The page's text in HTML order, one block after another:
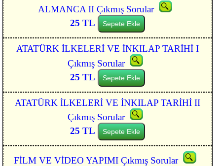
ALMANCA II Çıkmış Sorular
25 TL
Sepete Ekle
ATATÜRK İLKELERİ VE İNKILAP TARİHİ I
Çıkmış Sorular
25 TL
Sepete Ekle
ATATÜRK İLKELERİ VE İNKILAP TARİHİ II
Çıkmış Sorular
25 TL
Sepete Ekle
FİLM VE VİDEO YAPIMI Çıkmış Sorular